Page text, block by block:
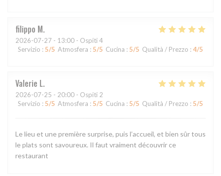
filippo M
2026-07-27 - 13:00 - Ospiti 4
Servizio : 5/5 Atmosfera : 5/5 Cucina : 5/5 Qualità / Prezzo : 4/5
Valerie L
2026-07-25 - 20:00 - Ospiti 2
Servizio : 5/5 Atmosfera : 5/5 Cucina : 5/5 Qualità / Prezzo : 5/5
Le lieu et une première surprise, puis l’accueil, et bien sûr tous
le plats sont savoureux. Il faut vraiment découvrir ce
restaurant